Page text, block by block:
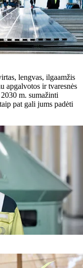
lengvas, ilgaamžis
apgalvotos ir tvaresnės
m. sumažinti
pat gali jums padėti